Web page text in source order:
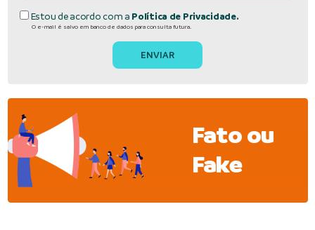
Estou de acordo com a Política de Privacidade.
O e-mail é salvo em banco de dados para consulta futura.
Fato ou
Fake